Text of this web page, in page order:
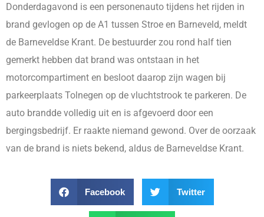
Donderdagavond is een personenauto tijdens het rijden in
brand gevlogen op de A1 tussen Stroe en Barneveld, meldt
de Barneveldse Krant. De bestuurder zou rond half tien
gemerkt hebben dat brand was ontstaan in het
motorcompartiment en besloot daarop zijn wagen bij
parkeerplaats Tolnegen op de vluchtstrook te parkeren. De
auto brandde volledig uit en is afgevoerd door een
bergingsbedrijf. Er raakte niemand gewond. Over de oorzaak
van de brand is niets bekend, aldus de Barneveldse Krant.
Facebook Twitter